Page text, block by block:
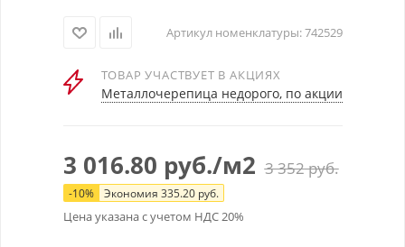
Артикул номенклатуры:742529
ТОВАР УЧАСТВУЕТ В АКЦИЯХ
Металлочерепица недорого, по акции
3 016.80 руб./м2 3 352руб.
-10% Экономия 335.20руб.
Цена указана с учетом НДС 20%